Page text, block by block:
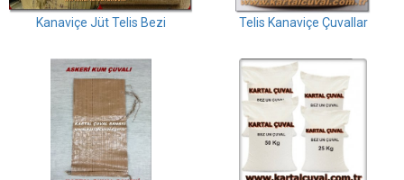
Kanaviçe Jüt Telis Bezi Telis Kanaviçe Çuvallar